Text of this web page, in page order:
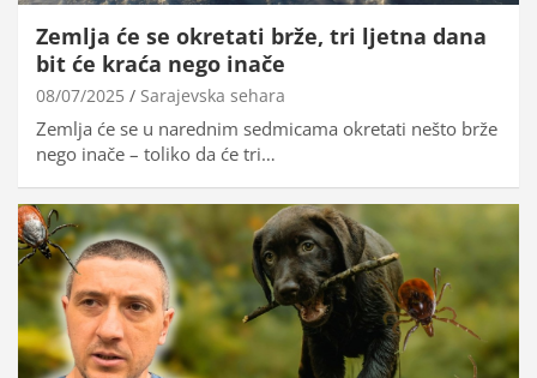
Zemlja će se okretati brže, tri ljetna dana
bit će kraća nego inače
08/07/2025 Sarajevska sehara
Zemlja će se u narednim sedmicama okretati nešto brže
nego inače – toliko da će tri…